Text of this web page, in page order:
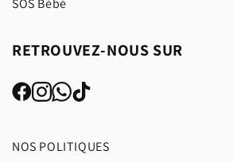
SOS Bébé
RETROUVEZ-NOUS SUR
NOS POLITIQUES